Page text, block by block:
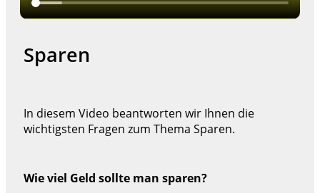
Sparen
In diesem Video beantworten wir Ihnen die
wichtigsten Fragen zum Thema Sparen.
Wie viel Geld sollte man sparen?